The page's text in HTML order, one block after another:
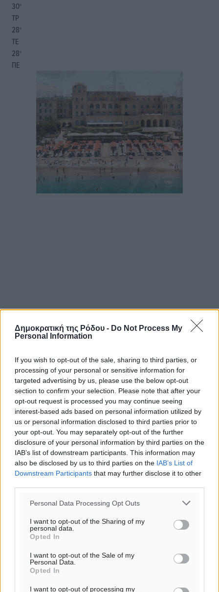
Δημοκρατική της Ρόδου - Do Not Process My
Personal Information
If you wish to opt-out of the sale, sharing to third parties, or
processing of your personal or sensitive information for
targeted advertising by us, please use the below opt-out
section to confirm your selection. Please note that after your
opt-out request is processed you may continue seeing
interest-based ads based on personal information utilized by
us or personal information disclosed to third parties prior to
your opt-out. You may separately opt-out of the further
disclosure of your personal information by third parties on the
IAB’s list of downstream participants. This information may
also be disclosed by us to third parties on the IAB’s List of
Downstream Participants that may further disclose it to other
Personal Data Processing Opt Outs
I want to opt-out of the Sharing of my
personal data.
Opted In
I want to opt-out of the Sale of my
Personal Data.
Opted In
I want to opt-out of processing my
30°
ΤΡ
28°
ΤΕ
28°
ΠΕ
Ροή ειδήσεων
Καιρός «hot – dry – windy» τις επόμενες 48 ώρες στη
χώρα
Ειδήσεις πριν 7 ώρες
Δύο σχολεία της Λέρου αλλάζουν όψη με δωρεά
αγάπης για τα παιδιά
παρά τα σκαμπανεβάσματα